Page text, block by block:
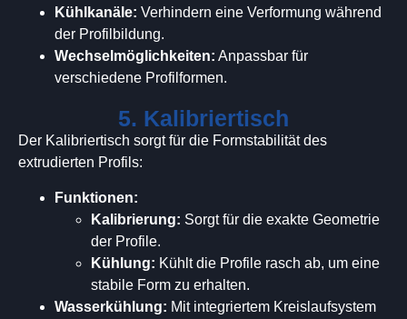
Kühlkanäle: Verhindern eine Verformung während
der Profilbildung.
Wechselmöglichkeiten: Anpassbar für
verschiedene Profilformen.
5. Kalibriertisch
Der Kalibriertisch sorgt für die Formstabilität des
extrudierten Profils:
Funktionen:
Kalibrierung: Sorgt für die exakte Geometrie
der Profile.
Kühlung: Kühlt die Profile rasch ab, um eine
stabile Form zu erhalten.
Wasserkühlung: Mit integriertem Kreislaufsystem